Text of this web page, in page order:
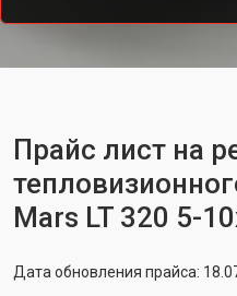
Прайс лист на
Mars LT 320 5-
Дата обновления прайса: